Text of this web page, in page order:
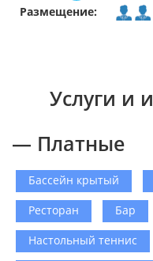
Размещение:
Услуги и
— Платные
Бассейн крытый
Ресторан
Бар
Настольный теннис